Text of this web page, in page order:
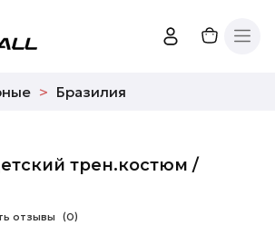
Бразилия
трен.костюм /
отзывы (0)